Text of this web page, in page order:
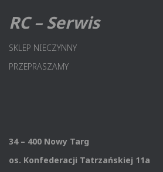
RC – Serwis
SKLEP NIECZYNNY
PRZEPRASZAMY
34 – 400 Nowy Targ
os. Konfederacji Tatrzańskiej 11a